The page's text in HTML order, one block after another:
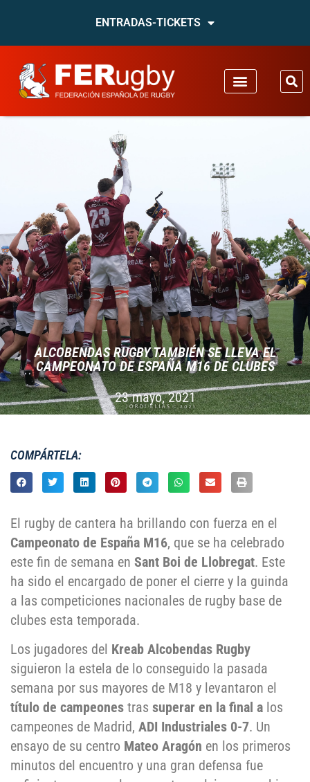
ENTRADAS-TICKETS
ALCOBENDAS RUGBY TAMBIÉN SE LLEVA EL
CAMPEONATO DE ESPAÑA M16 DE CLUBES
23 mayo, 2021
COMPÁRTELA:
El rugby de cantera ha brillando con fuerza en el
Campeonato de España M16, que se ha celebrado
este fin de semana en Sant Boi de Llobregat. Este
ha sido el encargado de poner el cierre y la guinda
a las competiciones nacionales de rugby base de
clubes esta temporada.
Los jugadores del Kreab Alcobendas Rugby
siguieron la estela de lo conseguido la pasada
semana por sus mayores de M18 y levantaron el
título de campeones tras superar en la final a los
campeones de Madrid, ADI Industriales 0-7. Un
ensayo de su centro Mateo Aragón en los primeros
minutos del encuentro y una gran defensa fue